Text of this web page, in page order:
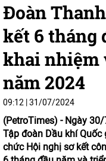
Đoàn
kết 6 tháng
khai nhiệm
năm 2024
09:12 | 31/07/2024
(PetroTimes) - Ngày 30/
Tập đoàn Dầu khí
chức Hội nghị sơ kết